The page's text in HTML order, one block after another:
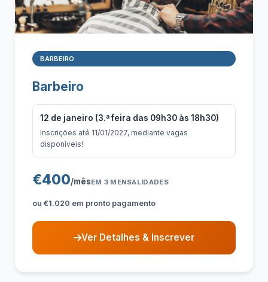
BARBEIRO
Barbeiro
12 de janeiro (3.ª feira das 09h30 às 18h30)
Inscrições até 11/01/2027, mediante vagas
disponíveis!
€400/mêsEM 3 MENSALIDADES
ou €1.020 em pronto pagamento
Ver Detalhes & Inscrever